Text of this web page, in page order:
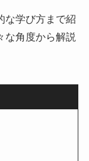
な学び方まで紹
な角度から解説